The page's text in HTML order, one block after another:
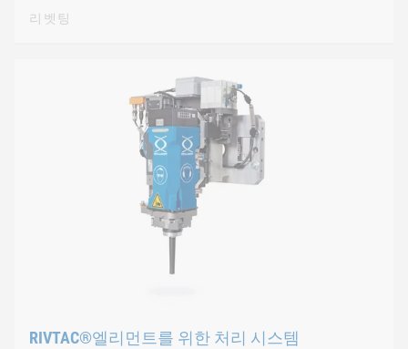
리벳팅
RIVTAC®엘리먼트를 위한 처리 시스템